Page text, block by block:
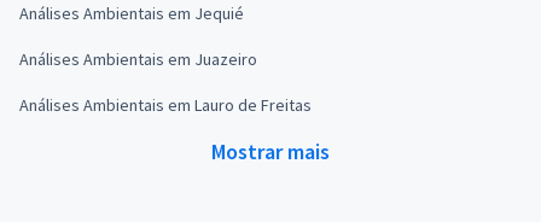
Análises Ambientais em Jequié
Análises Ambientais em Juazeiro
Análises Ambientais em Lauro de Freitas
Mostrar mais